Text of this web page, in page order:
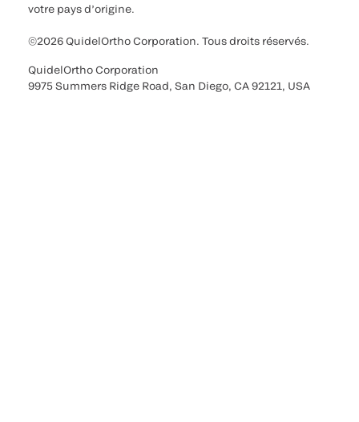
votre pays d’origine.
©2026 QuidelOrtho Corporation. Tous droits réservés.
QuidelOrtho Corporation
9975 Summers Ridge Road, San Diego, CA 92121, USA